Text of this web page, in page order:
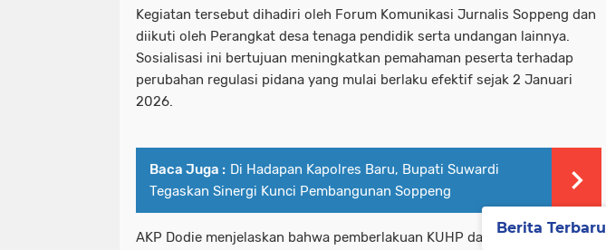
Kegiatan tersebut dihadiri oleh Forum Komunikasi Jurnalis Soppeng dan
diikuti oleh Perangkat desa tenaga pendidik serta undangan lainnya.
Sosialisasi ini bertujuan meningkatkan pemahaman peserta terhadap
perubahan regulasi pidana yang mulai berlaku efektif sejak 2 Januari
2026.
Baca Juga : Di Hadapan Kapolres Baru, Bupati Suwardi
Tegaskan Sinergi Kunci Pembangunan Soppeng
AKP Dodie menjelaskan bahwa pemberlakuan KUHP dan KUHAP baru
Berita Terbaru